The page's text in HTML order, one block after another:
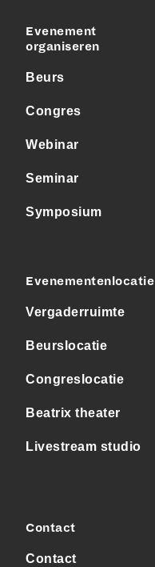
Evenement
organiseren
Beurs
Congres
Webinar
Seminar
Symposium
Evenementenlocatie
Vergaderruimte
Beurslocatie
Congreslocatie
Beatrix theater
Livestream studio
Contact
Contact